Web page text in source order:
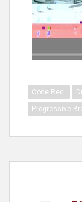
Code Rec.
Progressive